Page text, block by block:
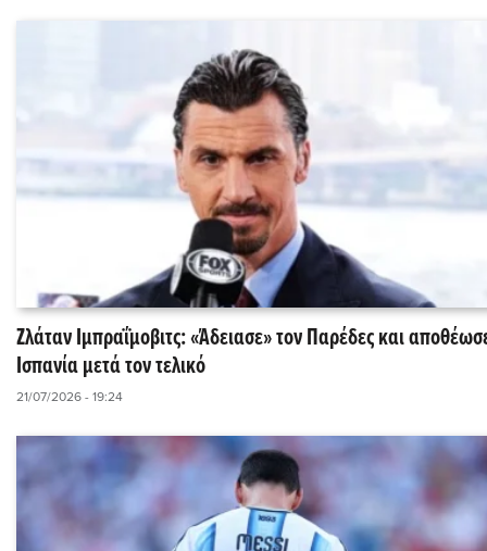
Ζλάταν Ιμπραΐμοβιτς: «Άδειασε» τον Παρέδες και
Ισπανία μετά τον τελικό
21/07/2026 - 19:24